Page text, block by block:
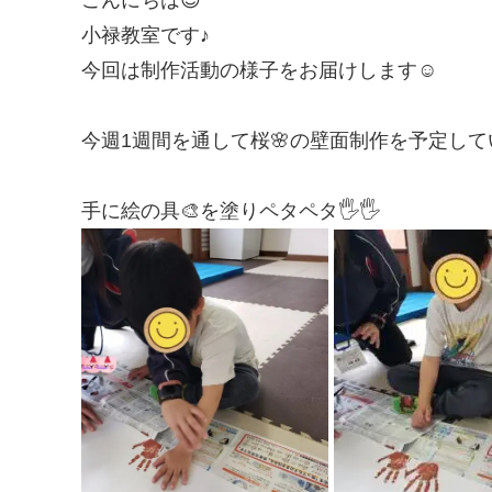
小禄教室です♪
今回は制作活動の様子をお届けします☺️
今週1週間を通して桜🌸の壁面制作を予定して
手に絵の具🎨を塗りペタペタ🖐️🖐️